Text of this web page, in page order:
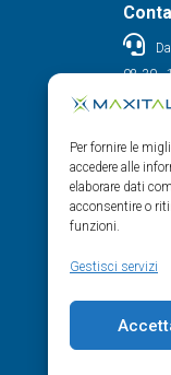
Per fornire le
accedere alle
elaborare dati
acconsentire o
funzioni.
Gestisci servizi
08.30 -